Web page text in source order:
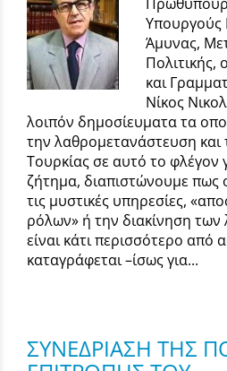
Υπουργούς
Άμυνας,
Πολιτικής,
και
Νίκος
λοιπόν δημοσίευματα τα
την λαθρομετανάστευση
Τουρκίας σε αυτό το φλέγον
ζήτημα, διαπιστώνουμε
τις μυστικές υπηρεσίες,
ρόλων» ή την διακίνηση
είναι κάτι περισσότερο από
καταγράφεται –ίσως για...
ΣΥΝΕΔΡΙΑΣΗ ΤΗΣ